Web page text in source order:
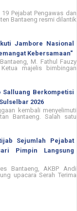
Pejabat Pengawas dan
Bantaeng resmi dilantik
Jambore Nasional
Kebersamaan"
M. Fathul Fauzy
majelis bimbingan
Salluang Berkompetisi
2026
kembali menyelimuti
Bantaeng. Salah satu
Sejumlah Pejabat
Pimpin Langsung
Bantaeng, AKBP Andi
upacara Serah Terima